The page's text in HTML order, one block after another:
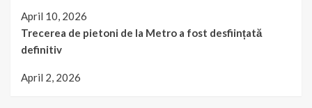
April 10, 2026
Trecerea de pietoni de la Metro a fost desființată
definitiv
April 2, 2026